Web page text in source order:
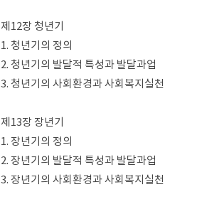
제12장 청년기
1. 청년기의 정의
2. 청년기의 발달적 특성과 발달과업
3. 청년기의 사회환경과 사회복지실천
제13장 장년기
1. 장년기의 정의
2. 장년기의 발달적 특성과 발달과업
3. 장년기의 사회환경과 사회복지실천